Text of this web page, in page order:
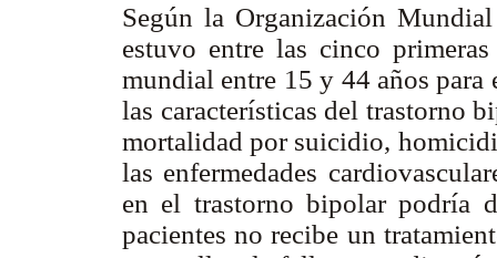
Según la Organización
estuvo entre las cinco
mundial entre 15 y 44 años
las características del trastorno
mortalidad por suicidio,
las enfermedades
en el trastorno bipolar podría
pacientes no recibe un